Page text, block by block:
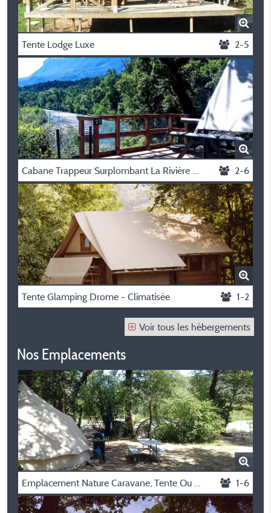
Tente Lodge Luxe 2-5
Cabane Trappeur Surplombant La Rivière Avec Vue Sur Les Montagnes 2-6
Tente Glamping Drome - Climatisée 1-2
Voir tous les hébergements
Nos Emplacements
Emplacement Nature Caravane, Tente Ou Camping Car 1-6